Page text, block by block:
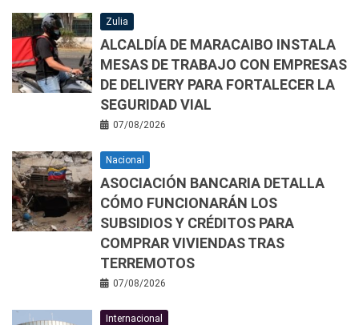
Zulia
ALCALDÍA DE MARACAIBO INSTALA
MESAS DE TRABAJO CON EMPRESAS
DE DELIVERY PARA FORTALECER LA
SEGURIDAD VIAL
07/08/2026
Nacional
ASOCIACIÓN BANCARIA DETALLA
CÓMO FUNCIONARÁN LOS
SUBSIDIOS Y CRÉDITOS PARA
COMPRAR VIVIENDAS TRAS
TERREMOTOS
07/08/2026
Internacional